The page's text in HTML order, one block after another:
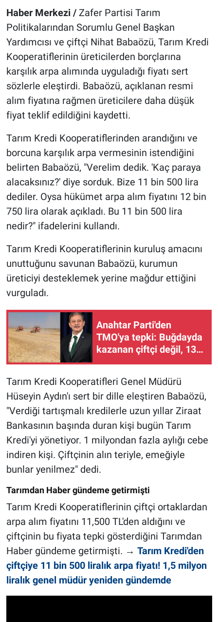
Haber Merkezi /Zafer Partisi Tarım
Politikalarından Sorumlu Genel Başkan
Yardımcısı ve çiftçi Nihat Babaözü, Tarım Kredi
Kooperatiflerinin üreticilerden borçlarına
karşılık arpa alımında uyguladığı fiyatı sert
sözlerle eleştirdi. Babaözü, açıklanan resmi
alım fiyatına rağmen üreticilere daha düşük
fiyat teklif edildiğini kaydetti.
Tarım Kredi Kooperatiflerinden arandığını ve
borcuna karşılık arpa vermesinin istendiğini
belirten Babaözü, "Verelim dedik. 'Kaç paraya
alacaksınız?' diye sorduk. Bize 11 bin 500 lira
dediler. Oysa hükümet arpa alım fiyatını 12 bin
750 lira olarak açıkladı. Bu 11 bin 500 lira
nedir?" ifadelerini kullandı.
Tarım Kredi Kooperatiflerinin kuruluş amacını
unuttuğunu savunan Babaözü, kurumun
üreticiyi desteklemek yerine mağdur ettiğini
vurguladı.
Anahtar Parti'den
TMO'ya tepki: Buğdayda
kazanan çiftçi değil, 13,5
liraya alan tüccar olacak
Tarım Kredi Kooperatifleri Genel Müdürü
Hüseyin Aydın'ı sert bir dille eleştiren Babaözü,
"Verdiği tartışmalı kredilerle uzun yıllar Ziraat
Bankasının başında duran kişi bugün Tarım
Kredi'yi yönetiyor. 1 milyondan fazla aylığı cebe
indiren kişi. Çiftçinin alın teriyle, emeğiyle
bunlar yenilmez" dedi.
Tarımdan Haber gündeme getirmişti
Tarım Kredi Kooperatiflerinin çiftçi ortaklardan
arpa alım fiyatını 11,500 TL'den aldığını ve
çiftçinin bu fiyata tepki gösterdiğini Tarımdan
Haber gündeme getirmişti. → Tarım Kredi'den
çiftçiye 11 bin 500 liralık arpa fiyatı! 1,5 milyon
liralık genel müdür yeniden gündemde